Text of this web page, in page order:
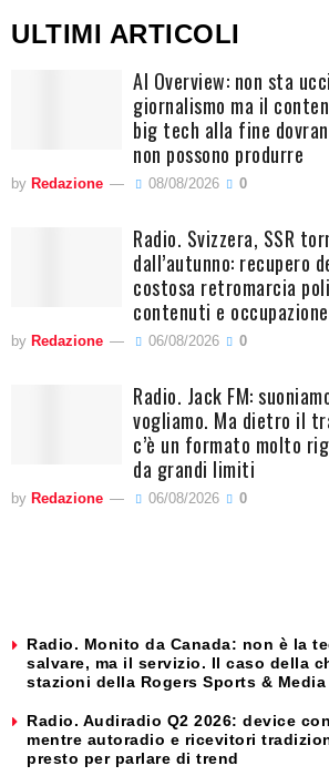
ULTIMI ARTICOLI
AI Overview: non sta
giornalismo ma il
big tech alla fine
non possono produrre
by Redazione 08/08/2026 0
Radio. Svizzera, SSR
dall’autunno: recupero
costosa retromarcia
contenuti e
by Redazione 06/08/2026 0
Radio. Jack FM:
vogliamo. Ma dietro il
c’è un formato molto
da grandi limiti
by Redazione 06/08/2026 0
Radio. Monito da Canada: non è la
salvare, ma il servizio. Il caso della
stazioni della Rogers Sports & Media
Radio. Audiradio Q2 2026: device
mentre autoradio e ricevitori
presto per parlare di trend